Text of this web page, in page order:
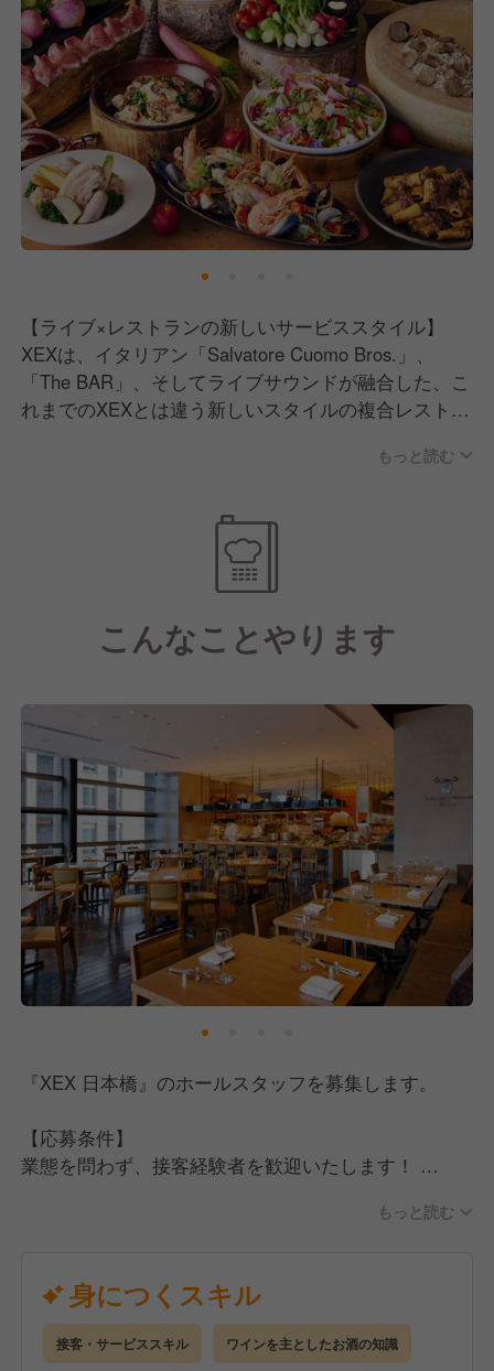
ます。
また、私たちは「目の前のお客様に最高の時間を過ご
していただくために、何ができるのか？」を常に考
え、現場の声を最大限にお店に反映させる環境が整っ
ています。
イタリアン、BAR、ライブという融合した業態だから
こそ、多彩なスキルを学び、成長できる機会がありま
す。
私たちは誠実に、まっすぐに、レストランビジネスに
取り組んできました。
本物のおいしさをお客様にご提供するために、お客様
により喜んでいただくために、スタッフ一人ひとりが
レストランというものの可能性に真摯に向き合ってい
ます。
■お客様に特別な時間を提供することに喜びを感じる
お客様の記憶に残る1日を創り上げることが、私たち
ハイクラスなサービスに挑戦したい方を歓迎します！
■チームワークを大切にできる方
イタリアン、BAR、ライブが融合したXEX日本橋だか
らこそ、異なる専門性を持つスタッフ同士が協力し合
うことが不可欠です。
仲間と協力しながら、最高のお店を創り上げていける
方を求めています！
■プロフェッショナルとして成長したい方
「より高いレベルを目指したい」「本物の技術を学び
たい」そんな向上心を持つ方に、より多くのチャンス
が生まれます！
【ライブ×レストランの新しいサービススタイル】
XEXは、イタリアン「Salvatore Cuomo Bros.」、
「The BAR」、そしてライブサウンドが融合した、こ
れまでのXEXとは違う新しいスタイルの複合レストラ
いう概念を超えたパワフルなライブサウンドと共に、
お客様の特別な日を演出する。
それがXEX日本橋のサービススタッフに求められる役
ハイクラスな接客技術、カクテルの知識、ライブイベ
から学べる環境が整っています！
「最高のおもてなしを学びたい」「プロフェッショナ
ルなサービススキルを身につけたい」という想いを持
つ方を歓迎します！
【上場企業の安定基盤と充実した待遇】
運営元であるワイズテーブルコーポレーションは、東
証スタンダード市場上場企業です。
1987年の創業以来、30年以上にわたりレストラン事
業を展開してきた安定した経営基盤があります。
そして、休日は月8〜9日休み、残業時間もしっかりと
管理し、法令順守の勤務体制を整えています。
飲食業の「やりがい」「楽しさ」と、上場企業の「安
定性」。両方を実現できる環境で、安心して働くこと
ができます！
す。
能力があれば年齢・性別に関係なく仕事をお任せする
ため、モチベーションに繋がります！
もっと読む
こんなことやります
『XEX 日本橋』のホールスタッフを募集します。
【応募条件】
業態を問わず、接客経験者を歓迎いたします！
ちの方を優遇
バー業態での接客経験者を優遇
もっと読む
身につくスキル
接客・サービススキル ワインを主としたお酒の知識